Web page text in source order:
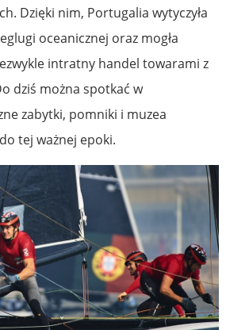
Dzięki nim, Portugalia wytyczyła
oceanicznej oraz mogła
intratny handel towarami z
dziś można spotkać w
zabytki, pomniki i muzea
tej ważnej epoki.